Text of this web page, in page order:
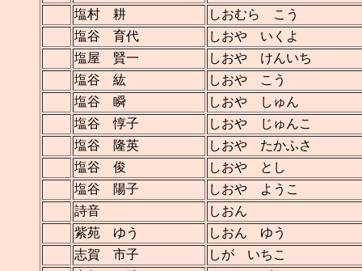
塩村 耕
しおむら こう
塩谷 育代
しおや いくよ
塩屋 賢一
しおや けんいち
塩谷 紘
しおや こう
塩谷 瞬
しおや しゅん
塩谷 惇子
しおや じゅんこ
塩谷 隆英
しおや たかふさ
塩谷 俊
しおや とし
塩谷 陽子
しおや ようこ
詩音
しおん
紫苑 ゆう
しおん ゆう
志賀 市子
しが いちこ